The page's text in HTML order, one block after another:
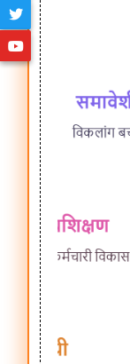
Employee
Directory
Student
Directory